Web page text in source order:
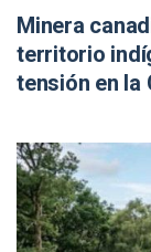
Minera
territorio
tensión en la